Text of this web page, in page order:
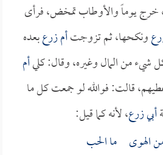
خرج يوماً والأوطاب تمخض، فرأى
ونكحها، ثم تزوجتأم زرعبعده
شيء من المال وغيره، وقال: كليأم
قالت: فوالله لو جمعت كل ما
أبي زرع، لأنه كما قيل:
الهوى ما الحب